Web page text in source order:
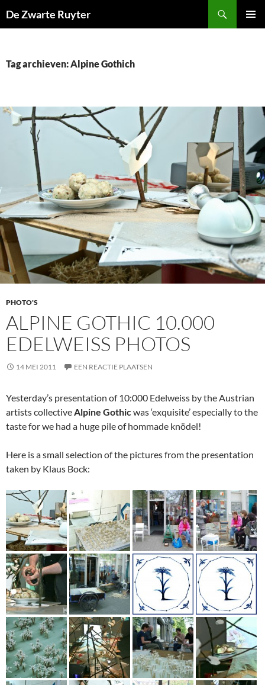
naar
De Zwarte Ruyter
Tag archieven: Alpine Gothich
PHOTO'S
ALPINE GOTHIC 10.000
EDELWEISS PHOTOS
14 MEI 2011 EEN REACTIE PLAATSEN
Yesterday’s presentation of 10:000 Edelweiss by the Austrian
artists collective Alpine Gothic was ‘exquisite’ especially to the
taste for we had a huge pile of hommade knödel!
Here is a small selection of the pictures from the presentation
taken by Klaus Bock: